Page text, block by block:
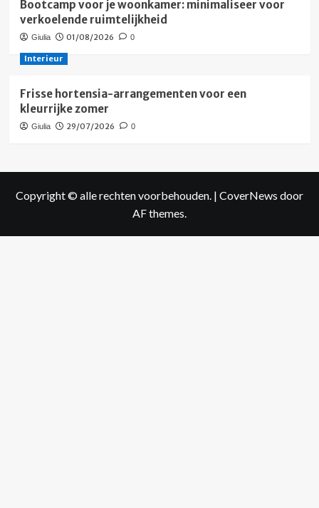
Bootcamp voor je woonkamer: minimaliseer voor
verkoelende ruimtelijkheid
Giulia 01/08/2026 0
Interieur
Frisse hortensia-arrangementen voor een
kleurrijke zomer
Giulia 29/07/2026 0
Copyright © alle rechten voorbehouden. | CoverNews door
AF themes.